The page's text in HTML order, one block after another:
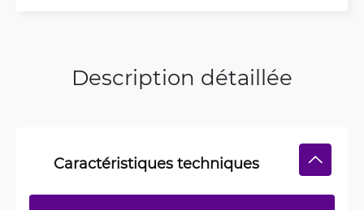
Description détaillée
Caractéristiques techniques